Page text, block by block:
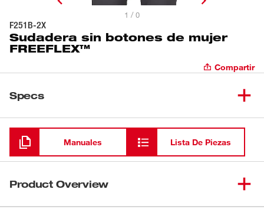
1 / 0
F251B-2X
Sudadera sin botones de mujer
FREEFLEX™
Compartir
Specs
Cargando
Manuales Lista De Piezas
Product Overview